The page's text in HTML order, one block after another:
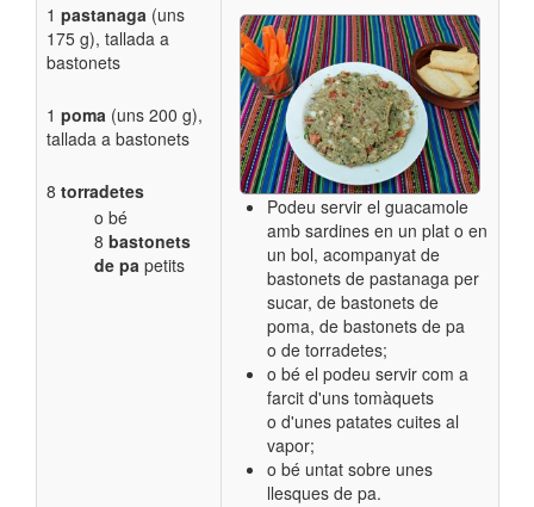
1 pastanaga (uns
175 g), tallada a
bastonets
1 poma (uns 200 g),
tallada a bastonets
8 torradetes
o bé
8 bastonets
de pa petits
Podeu servir el guacamole
amb sardines en un plat o en
un bol, acompanyat de
bastonets de pastanaga per
sucar, de bastonets de
poma, de bastonets de pa
o de torradetes;
o bé el podeu servir com a
farcit d'uns tomàquets
o d'unes patates cuites al
vapor;
o bé untat sobre unes
llesques de pa.